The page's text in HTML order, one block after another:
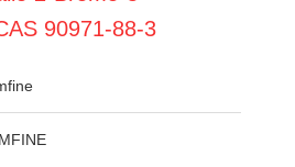
90971-88-3